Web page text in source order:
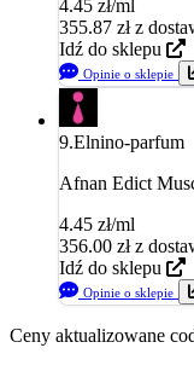
4.45 zł/ml
355.87 zł z
Idź do sklepu
Opinie o sklepie
9.Elnino-parfum
Afnan Edict
4.45 zł/ml
356.00 zł z
Idź do sklepu
Opinie o sklepie
Ceny aktualizowane